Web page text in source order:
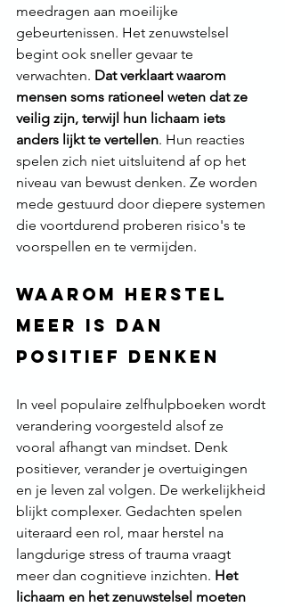
meedragen aan moeilijke
gebeurtenissen. Het zenuwstelsel
begint ook sneller gevaar te
verwachten. Dat verklaart waarom
mensen soms rationeel weten dat ze
veilig zijn, terwijl hun lichaam iets
anders lijkt te vertellen. Hun reacties
spelen zich niet uitsluitend af op het
niveau van bewust denken. Ze worden
mede gestuurd door diepere systemen
die voortdurend proberen risico's te
voorspellen en te vermijden.
Waarom herstel
meer is dan
positief denken
In veel populaire zelfhulpboeken wordt
verandering voorgesteld alsof ze
vooral afhangt van mindset. Denk
positiever, verander je overtuigingen
en je leven zal volgen. De werkelijkheid
blijkt complexer. Gedachten spelen
uiteraard een rol, maar herstel na
langdurige stress of trauma vraagt
meer dan cognitieve inzichten. Het
lichaam en het zenuwstelsel moeten